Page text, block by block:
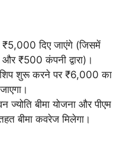
₹5,000 दिए जाएंगे (जिसमें
और ₹500 कंपनी द्वारा)।
शुरू करने पर ₹6,000 का
ज्योति बीमा योजना और पीएम
बीमा कवरेज मिलेगा।